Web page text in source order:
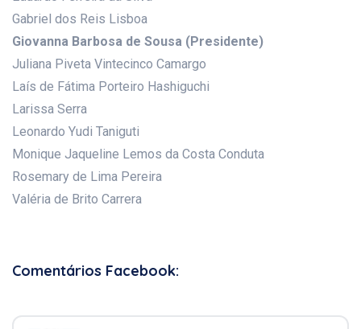
Gabriel dos Reis Lisboa
Giovanna Barbosa de Sousa (Presidente)
Juliana Piveta Vintecinco Camargo
Laís de Fátima Porteiro Hashiguchi
Larissa Serra
Leonardo Yudi Taniguti
Monique Jaqueline Lemos da Costa Conduta
Rosemary de Lima Pereira
Valéria de Brito Carrera
Comentários Facebook: